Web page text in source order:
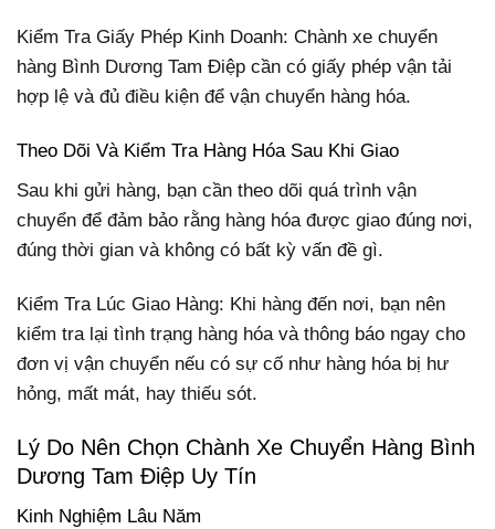
Kiểm Tra Giấy Phép Kinh Doanh: Chành xe chuyển
hàng Bình Dương Tam Điệp cần có giấy phép vận tải
hợp lệ và đủ điều kiện để vận chuyển hàng hóa.
Theo Dõi Và Kiểm Tra Hàng Hóa Sau Khi Giao
Sau khi gửi hàng, bạn cần theo dõi quá trình vận
chuyển để đảm bảo rằng hàng hóa được giao đúng nơi,
đúng thời gian và không có bất kỳ vấn đề gì.
Kiểm Tra Lúc Giao Hàng: Khi hàng đến nơi, bạn nên
kiểm tra lại tình trạng hàng hóa và thông báo ngay cho
đơn vị vận chuyển nếu có sự cố như hàng hóa bị hư
hỏng, mất mát, hay thiếu sót.
Lý Do Nên Chọn Chành Xe Chuyển Hàng Bình
Dương Tam Điệp Uy Tín
Kinh Nghiệm Lâu Năm